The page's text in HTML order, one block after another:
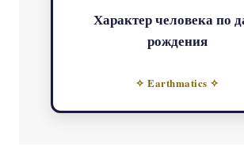
Характер человека по
рождения
✧ Earthmatics ✧